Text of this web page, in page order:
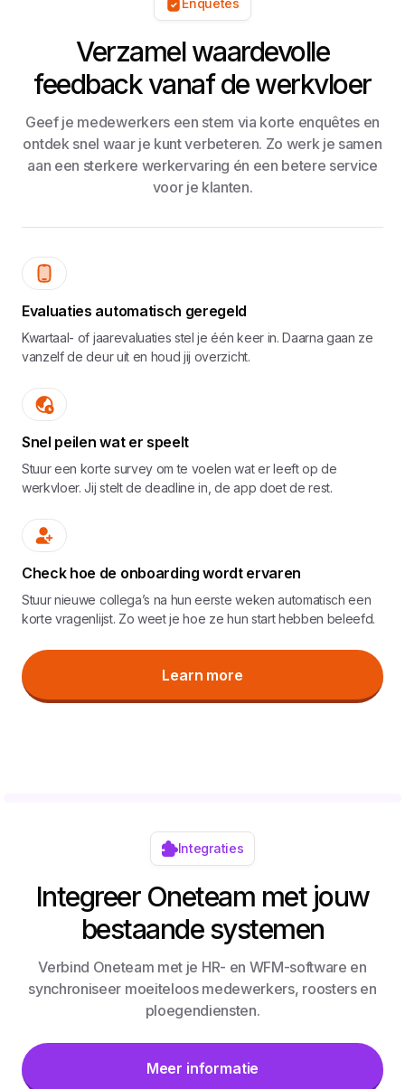
Enquêtes
Verzamel waardevolle
feedback vanaf de werkvloer
Geef je medewerkers een stem via korte enquêtes en
ontdek snel waar je kunt verbeteren. Zo werk je samen
aan een sterkere werkervaring én een betere service
voor je klanten.
Evaluaties automatisch geregeld
Kwartaal- of jaarevaluaties stel je één keer in. Daarna gaan ze
vanzelf de deur uit en houd jij overzicht.
Snel peilen wat er speelt
Stuur een korte survey om te voelen wat er leeft op de
werkvloer. Jij stelt de deadline in, de app doet de rest.
Check hoe de onboarding wordt ervaren
Stuur nieuwe collega’s na hun eerste weken automatisch een
korte vragenlijst. Zo weet je hoe ze hun start hebben beleefd.
Learn more
Integraties
Integreer Oneteam met jouw
bestaande systemen
Verbind Oneteam met je HR- en WFM-software en
synchroniseer moeiteloos medewerkers, roosters en
ploegendiensten.
Meer informatie